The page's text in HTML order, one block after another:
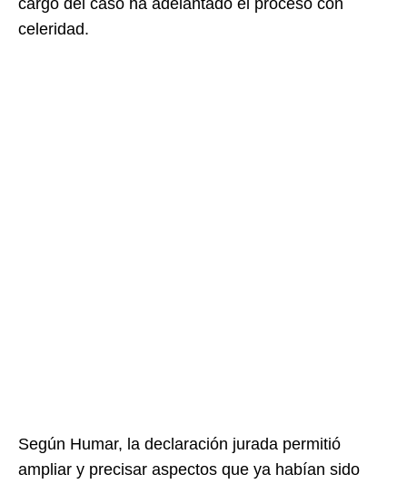
celeridad.
Según Humar, la declaración jurada permitió
ampliar y precisar aspectos que ya habían sido